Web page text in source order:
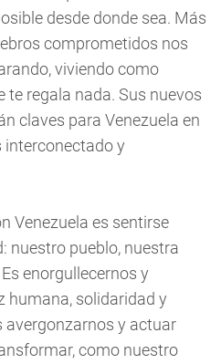
desde donde sea. Más
comprometidos nos
viviendo como
te regala nada. Sus nuevos
claves para Venezuela en
interconectado y
Venezuela es sentirse
nuestro pueblo, nuestra
enorgullecernos y
humana, solidaridad y
avergonzarnos y actuar
como nuestro